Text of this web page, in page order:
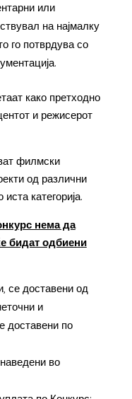
или
на најмалку
го потврдува со
како претходно
и режисерот
филмски
од различни
категорија.
нема да
бидат одбиени
се доставени од
и
доставени по
во